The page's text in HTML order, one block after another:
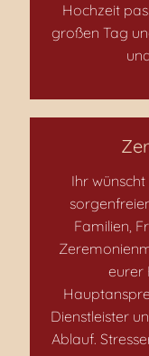
Hochzeit
großen Tag
Ihr
Familien,
eurer
Dienstleister
Ablauf.